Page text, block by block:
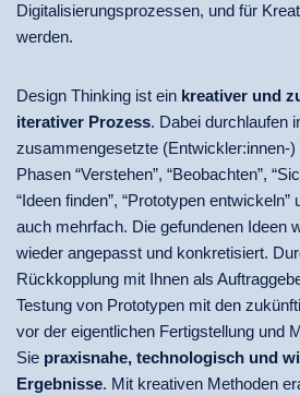
Digitalisierungsprozessen, und für
werden.
Design Thinking ist ein kreativer und
iterativer Prozess. Dabei durchlaufen
zusammengesetzte (Entwickler:innen-
Phasen “Verstehen”, “Beobachten”,
“Ideen finden”, “Prototypen entwickeln”
auch mehrfach. Die gefundenen Ideen
wieder angepasst und konkretisiert.
Rückkopplung mit Ihnen als
Testung von Prototypen mit den
vor der eigentlichen Fertigstellung und
Sie praxisnahe, technologisch und
Ergebnisse. Mit kreativen Methoden